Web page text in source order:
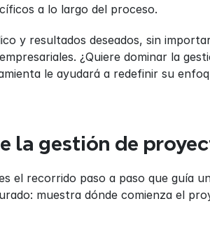
a lo largo del proceso.
y resultados deseados, sin
¿Quiere dominar la
le ayudará a redefinir su
la gestión de
el recorrido paso a paso que guía
muestra dónde comienza el